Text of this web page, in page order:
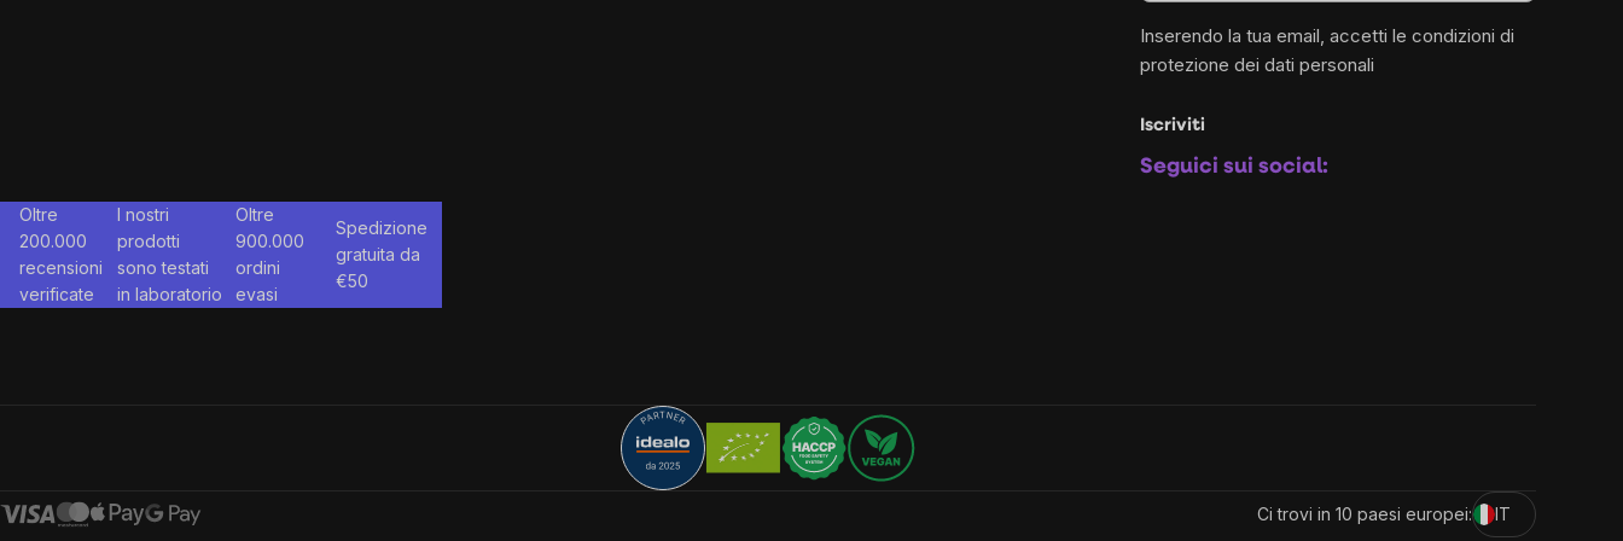
Inserendo la tua email, accetti le condizioni di
protezione dei dati personali
Iscriviti
Seguici sui social:
Oltre
200.000
recensioni
verificate
I nostri
prodotti
sono testati
in laboratorio
Oltre
900.000
ordini
evasi
Spedizione
gratuita da
€50
Ci trovi in 10 paesi europei:
IT